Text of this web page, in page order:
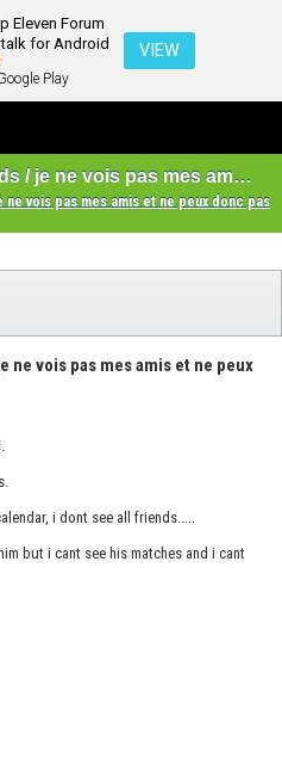
Eleven Forum
for Android
Play
VIEW
i cant see and help friends / je ne vois pas mes amis et ne peux donc pas les aider
vois pas mes amis et ne peux donc pas
ne vois pas mes amis et ne peux
i dont see all friends.....
but i cant see his matches and i cant